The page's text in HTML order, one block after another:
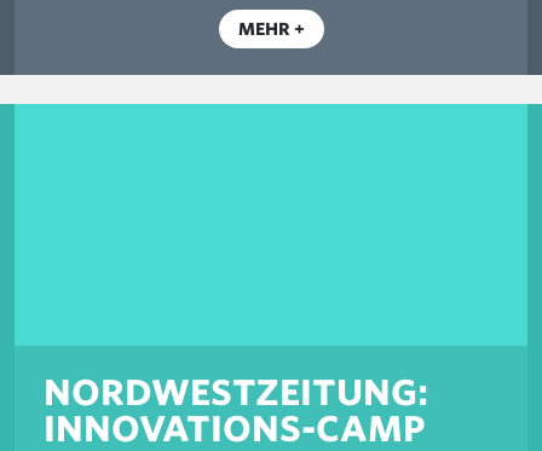
MEHR
NORDWESTZEITUNG:
INNOVATIONS-CAMP